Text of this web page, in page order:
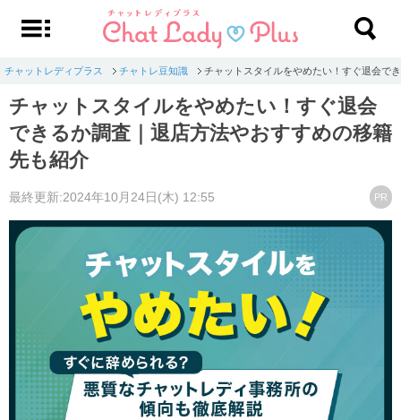
チャットレディプラス チャトレ豆知識 チャットスタイルをやめたい！すぐ退会で
チャットスタイルをやめたい！すぐ退会
できるか調査｜退店方法やおすすめの移籍
先も紹介
最終更新:2024年10月24日(木) 12:55 PR